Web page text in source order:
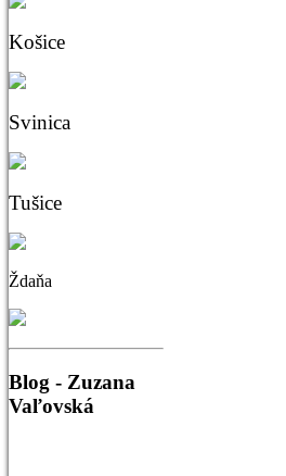
Košice
Svinica
Tušice
Ždaňa
Blog - Zuzana
Vaľovská